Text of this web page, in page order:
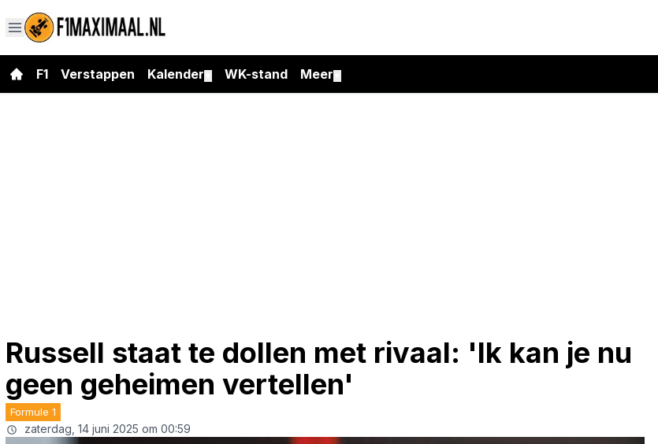
F1 Verstappen Kalender WK-stand Meer
Russell staat te dollen met rivaal: 'Ik kan je nu
geen geheimen vertellen'
Formule 1
zaterdag, 14 juni 2025 om 00:59